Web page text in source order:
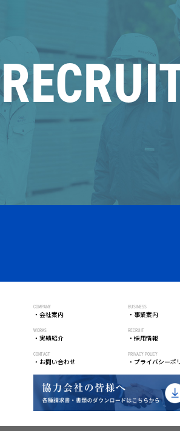
COMPANY
会社案内
BUSINESS
事業案内
WORKS
実績紹介
RECRUIT
採用情報
CONTACT
お問い合わせ
PRIVACY POLICY
プライバシーポ